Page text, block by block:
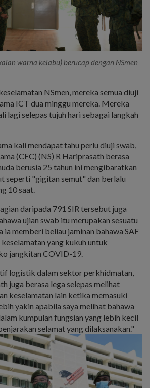
warna kelabu) berucap dengan NSmen
NSmen, mereka semua diuji
ICT dua minggu mereka. Mereka
lagi selepas tujuh hari sebagai langkah
kali mendapat tahu perlu diuji swab,
(CFC) (NS) R Hariprasath berasa
berusia 25 tahun ini mengibaratkan
seperti "gigitan semut" dan berlalu
10 saat.
daripada 791 SIR tersebut juga
ujian swab itu merupakan sesuatu
ia memberi beliau jaminan bahawa SAF
yang kukuh untuk
jangkitan COVID-19.
logistik dalam sektor perkhidmatan,
juga berasa lega selepas melihat
keselamatan lain ketika memasuki
yakin apabila saya melihat bahawa
kumpulan fungsian yang lebih kecil
selamat yang dilaksanakan."